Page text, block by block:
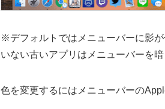
※デフォルトではメニューバーに影
いない古いアプリはメニューバーを
色を変更するにはメニューバーの